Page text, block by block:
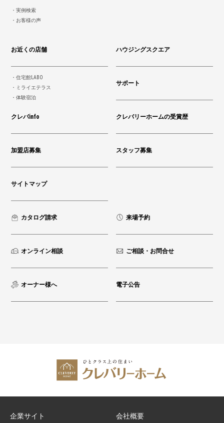
実例検索
お客様の声
お近くの店舗 ハウジングスクエア
住宅館LABO
ミライエテラス
体験宿泊
サポート
クレバinfo クレバリーホームの受賞歴
加盟店募集 スタッフ募集
サイトマップ
カタログ請求 来場予約
オンライン相談 ご相談・お問合せ
オーナー様へ 電子公告
企業サイト 会社概要